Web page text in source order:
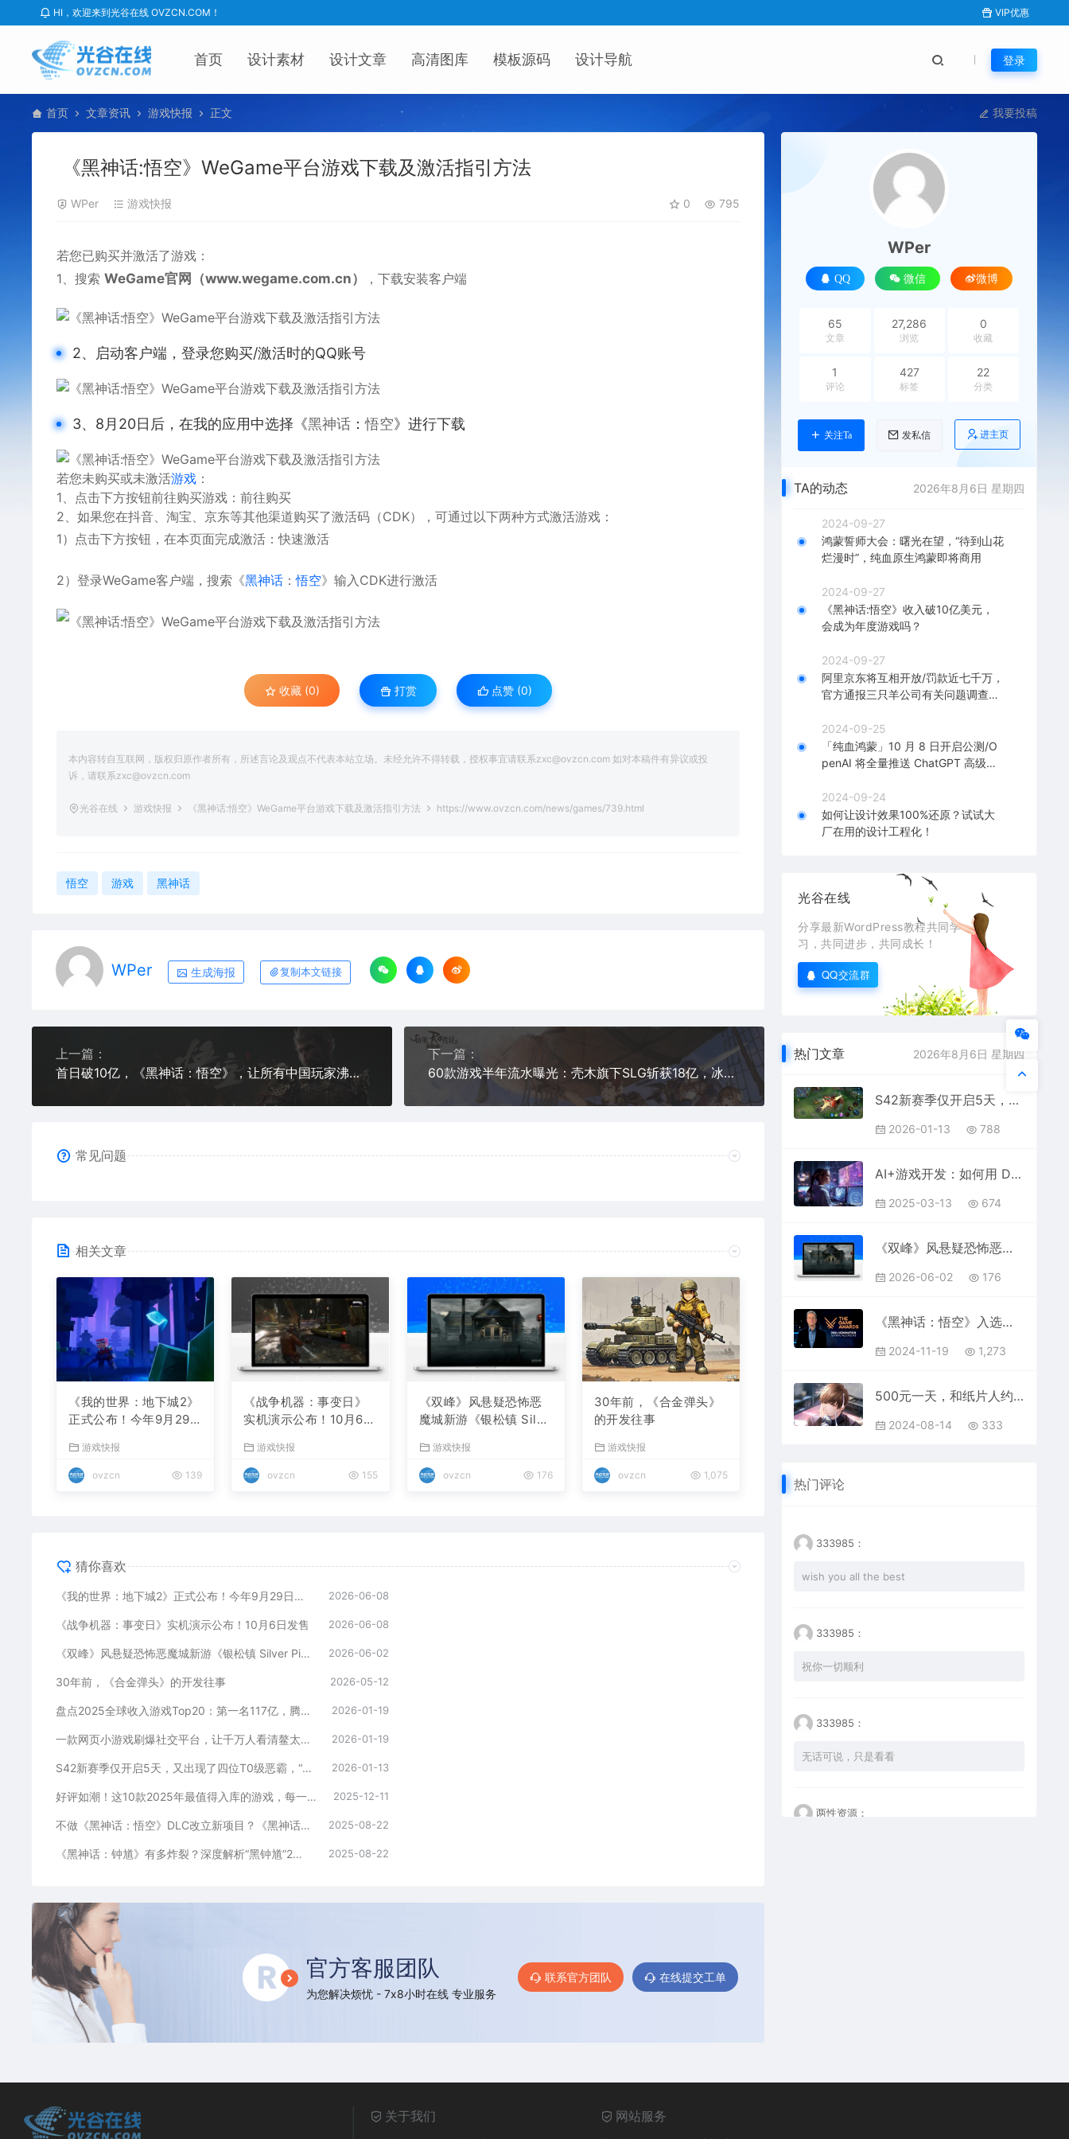
HI，欢迎来到光谷在线 OVZCN.COM！ VIP优惠
首页 设计素材 设计文章 高清图库 模板源码 设计导航 登录
首页 文章资讯 游戏快报 正文 我要投稿
《黑神话:悟空》WeGame平台游戏下载及激活指引方法
WPer 游戏快报 0 795
若您已购买并激活了游戏 ：
1、搜索 WeGame官网（www.wegame.com.cn） ，下载安装客户端
2、 启动客户端，登录您购买/激活时的QQ账号
3、 8月20日后，在我的应用中选择《黑神话 ：悟空》进行下载
若您未购买或未激活游戏 ：
1、 点击下方按钮前往购买游戏： 前往购买
2、 如果您在抖音、淘宝、京东等其他渠道购买了激活码（CDK），可通过以下两种方式激活游戏：
1）点击下方按钮，在本页面完成激活：快速激活
2）登录WeGame客户端，搜索《黑神话 ：悟空》输入CDK进行激活
收藏 (0) 打赏 点赞 (0)
本内容转自互联网，版权归原作者所有，所述言论及观点不代表本站立场。未经允许不得转载，授权事宜请联系zxc@ovzcn.com 如对本稿件有异议或投
诉，请联系zxc@ovzcn.com
光谷在线 游戏快报 《黑神话:悟空》WeGame平台游戏下载及激活指引方法 https://www.ovzcn.com/news/games/739.html
悟空 游戏 黑神话
WPer 生成海报 复制本文链接
上一篇：
首日破10亿，《黑神话：悟空》，让所有中国玩家沸腾了
下一篇：
60款游戏半年流水曝光：壳木旗下SLG斩获18亿，冰川单款游戏月推广费7900万
常见问题
相关文章
《我的世界：地下城2》
正式公布！今年9月29日
游戏快报
ovzcn 139
《战争机器：事变日》
实机演示公布！10月6日
游戏快报
ovzcn 155
《双峰》风悬疑恐怖恶
魔城新游《银松镇 Silve
发售，免费试玩版现已
上线
游戏快报
ovzcn 176
30年前，《合金弹头》
的开发往事
游戏快报
ovzcn 1,075
猜你喜欢
《我的世界：地下城2》正式公布！今年9月29日发售 2026-06-08
《战争机器：事变日》实机演示公布！10月6日发售 2026-06-08
《双峰》风悬疑恐怖恶魔城新游《银松镇 Silver Pines》确认10月8日发售，免费试玩版现已上线 2026-06-02
30年前，《合金弹头》的开发往事 2026-05-12
盘点2025全球收入游戏Top20：第一名117亿，腾讯3款，米哈游1款，叠纸1款 2026-01-19
一款网页小游戏刷爆社交平台，让千万人看清鳌太线的凶险！ 2026-01-19
S42新赛季仅开启5天，又出现了四位T0级恶霸，“血盾流2.0”确实香！ 2026-01-13
好评如潮！这10款2025年最值得入库的游戏，每一款都是年度最佳！ 2025-12-11
不做《黑神话：悟空》DLC改立新项目？《黑神话：钟馗》引爆全球 2025-08-22
《黑神话：钟馗》有多炸裂？深度解析“黑钟馗”2分钟先导片 2025-08-22
官方客服团队
为您解决烦忧 - 7x8小时在线 专业服务
联系官方团队 在线提交工单
WPer
QQ 微信 微博
65
文章
27,286
浏览
0
收藏
1
评论
427
标签
22
分类
关注Ta 发私信 进主页
TA的动态 2026年8月6日 星期四
2024-09-27
鸿蒙誓师大会：曙光在望，“待到山花
烂漫时”，纯血原生鸿蒙即将商用
2024-09-27
《黑神话:悟空》收入破10亿美元，
会成为年度游戏吗？
2024-09-27
阿里京东将互相开放/罚款近七千万，
官方通报三只羊公司有关问题调查结
2024-09-25
「纯血鸿蒙」10 月 8 日开启公测/O
penAI 将全量推送 ChatGPT 高级语
2024-09-24
如何让设计效果100%还原？试试大
厂在用的设计工程化！
光谷在线
分享最新WordPress教程共同学
习，共同进步，共同成长！
QQ交流群
热门文章 2026年8月6日 星期四
S42新赛季仅开启5天，又出现了四位T0级恶霸，“血盾流2.0”确实香！
2026-01-13 788
AI+游戏开发：如何用 DeepSeek 打造高性能贪吃蛇游戏
2025-03-13 674
《双峰》风悬疑恐怖恶魔城新游《银松镇 Silver Pines》确认10月8日发售，免费试玩版现已上线
2026-06-02 176
《黑神话：悟空》入选，TGA 2024 年度最佳游戏提名名单公布
2024-11-19 1,273
500元一天，和纸片人约会到底值不值
2024-08-14 333
热门评论
333985：
wish you all the best
333985：
祝你一切顺利
333985：
无话可说，只是看看
两性资源：
关于我们 网站服务